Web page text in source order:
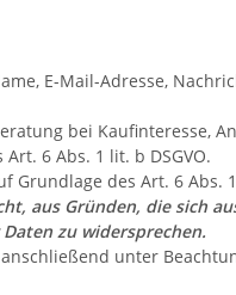
E-Mail-Adresse,
bei Kaufinteresse,
6 Abs. 1 lit. b DSGVO.
des Art. 6 Abs.
aus Gründen, die sich
zu widersprechen.
unter